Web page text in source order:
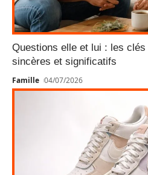
Questions elle et lui : les clés
sincères et significatifs
Famille 04/07/2026